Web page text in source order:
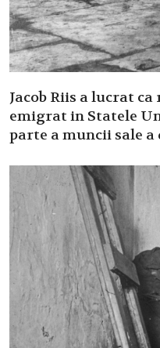
Jacob Riis a lucrat
emigrat in Statele
parte a muncii sale